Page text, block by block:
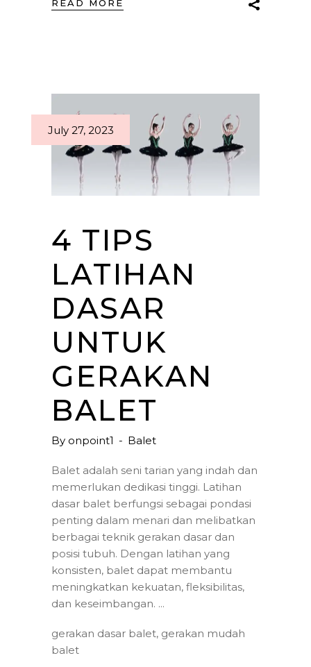
READ MORE
July 27, 2023
4 TIPS
LATIHAN
DASAR
UNTUK
GERAKAN
BALET
By onpoint1 Balet
Balet adalah seni tarian yang indah dan
memerlukan dedikasi tinggi. Latihan
dasar balet berfungsi sebagai pondasi
penting dalam menari dan melibatkan
berbagai teknik gerakan dasar dan
posisi tubuh. Dengan latihan yang
konsisten, balet dapat membantu
meningkatkan kekuatan, fleksibilitas,
dan keseimbangan.
gerakan dasar balet, gerakan mudah
balet